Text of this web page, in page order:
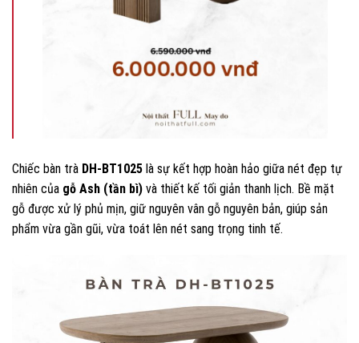
Chiếc bàn trà DH-BT1025 là sự kết hợp hoàn hảo giữa nét đẹp tự
nhiên của gỗ Ash (tần bì) và thiết kế tối giản thanh lịch. Bề mặt
gỗ được xử lý phủ mịn, giữ nguyên vân gỗ nguyên bản, giúp sản
phẩm vừa gần gũi, vừa toát lên nét sang trọng tinh tế.